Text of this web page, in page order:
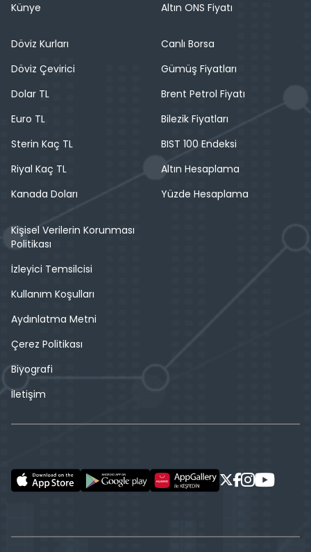
Künye
Altın ONS Fiyatı
Döviz Kurları
Döviz Çevirici
Dolar TL
Euro TL
Sterin Kaç TL
Riyal Kaç TL
Kanada Doları
Canlı Borsa
Gümüş Fiyatları
Brent Petrol Fiyatı
Bilezik Fiyatları
BIST 100 Endeksi
Altın Hesaplama
Yüzde Hesaplama
Kişisel Verilerin Korunması
Politikası
İzleyici Temsilcisi
Kullanım Koşulları
Aydınlatma Metni
Çerez Politikası
Biyografi
İletişim